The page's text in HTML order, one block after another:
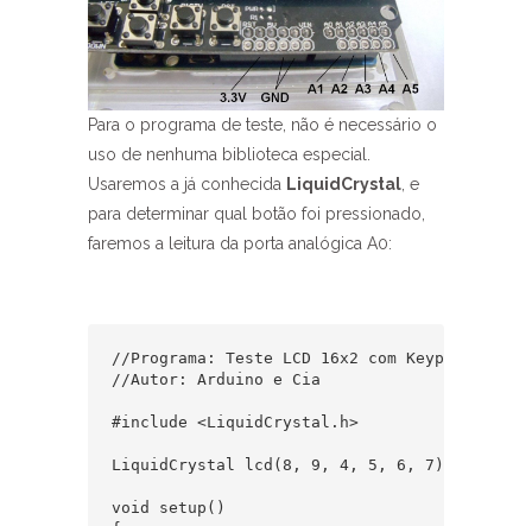
Para o programa de teste, não é necessário o
uso de nenhuma biblioteca especial.
Usaremos a já conhecida LiquidCrystal , e
para determinar qual botão foi pressionado,
faremos a leitura da porta analógica A0:
//Programa: Teste LCD 16x2 com Keypad
//Autor: Arduino e Cia
#include <LiquidCrystal.h>
LiquidCrystal lcd(8, 9, 4, 5, 6, 7);
void setup()